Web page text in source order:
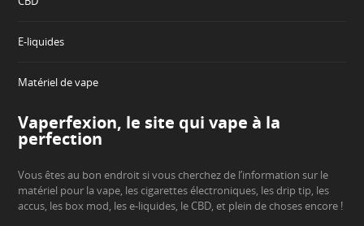
E-liquides
Matériel de vape
Vaperfexion, le site qui vape à la
perfection
Vous êtes au bon endroit si vous cherchez de l’information sur le
matériel pour la vape, les cigarettes électroniques, les drip tip, les
accus, les box mod, les e-liquides, le CBD, et plein de choses encore !